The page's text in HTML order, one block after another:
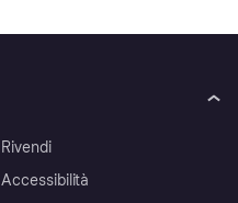
Rivendi
Accessibilità